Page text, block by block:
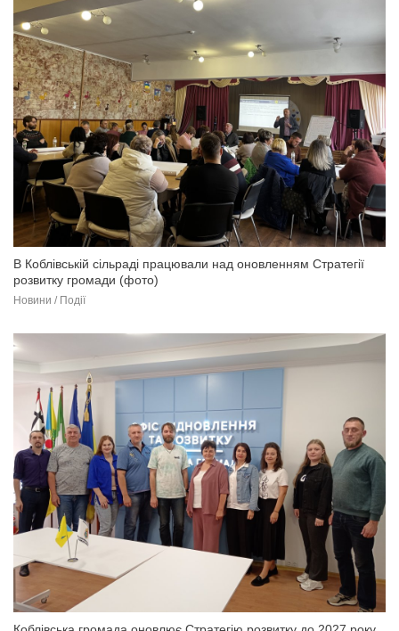
В Коблівській сільраді працювали над оновленням Стратегії
розвитку громади (фото)
Новини / Події